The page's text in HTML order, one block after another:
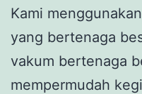
Kami
yang bertenaga
vakum bertenaga
mempermudah